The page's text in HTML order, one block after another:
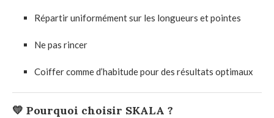
Répartir uniformément sur les longueurs et pointes
Ne pas rincer
Coiffer comme d’habitude pour des résultats optimaux
💛 Pourquoi choisir SKALA ?